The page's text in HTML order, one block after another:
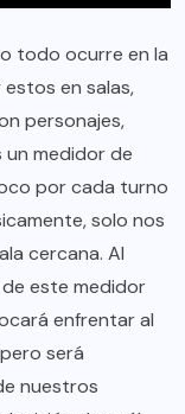
todo ocurre en la
en salas,
personajes,
un medidor de
por cada turno
solo nos
cercana. Al
este medidor
enfrentar al
será
nuestros